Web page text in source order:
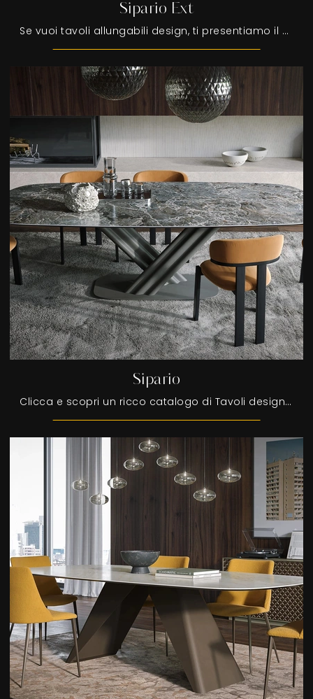
Sipario Ext
Se vuoi tavoli allungabili design, ti presentiamo il modello da pranzo in gres Sipario Ext del marchio Tonin Casa.
Sipario
Clicca e scopri un ricco catalogo di Tavoli design fissi da pranzo! Il modello Sipario di Tonin Casa ti aspetta.